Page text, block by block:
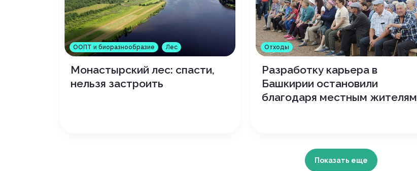
ООПТ и биоразнообразие Лес
Монастырский лес: спасти,
нельзя застроить
Отходы
Разработку карьера в
Башкирии остановили
благодаря местным жителям
Показать еще